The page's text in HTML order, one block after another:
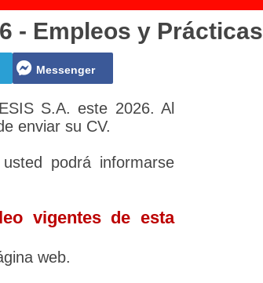
- Empleos y Prácticas
Messenger
S.A. este 2026. Al
enviar su CV.
podrá informarse
vigentes de esta
web.